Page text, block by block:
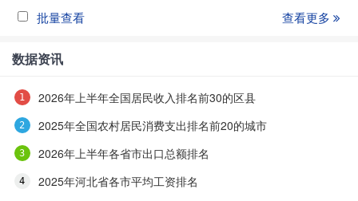
批量查看 查看更多
数据资讯
2026年上半年全国居民收入排名前30的区县
2025年全国农村居民消费支出排名前20的城市
2026年上半年各省市出口总额排名
2025年河北省各市平均工资排名